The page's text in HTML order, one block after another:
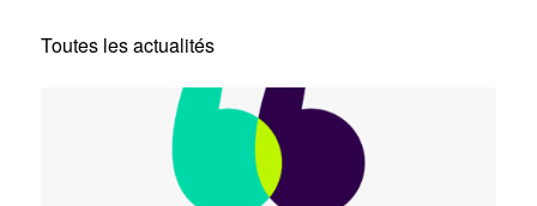
Toutes les actualités